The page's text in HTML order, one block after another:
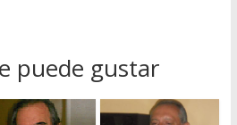
puede gustar